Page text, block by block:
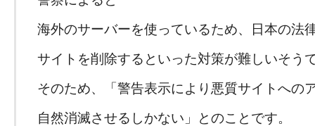
海外のサーバーを使っているため、日本の法
サイトを削除するといった対策が難しいそう
そのため、「警告表示により悪質サイトへの
自然消滅させるしかない」とのことです。